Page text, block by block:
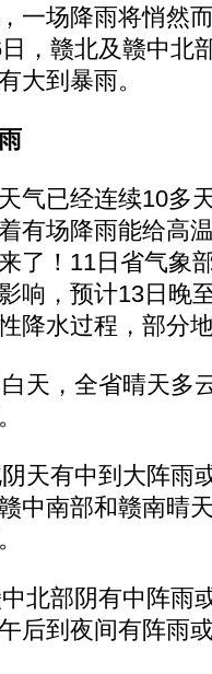
一场降雨将悄然
，赣北及赣中北
大到暴雨。
已经连续10多
有场降雨能给高
了！11日省气象
响，预计13日晚
降水过程，部分
，全省晴天多
有中到大阵雨
中南部和赣南晴
部阴有中阵雨
后到夜间有阵雨